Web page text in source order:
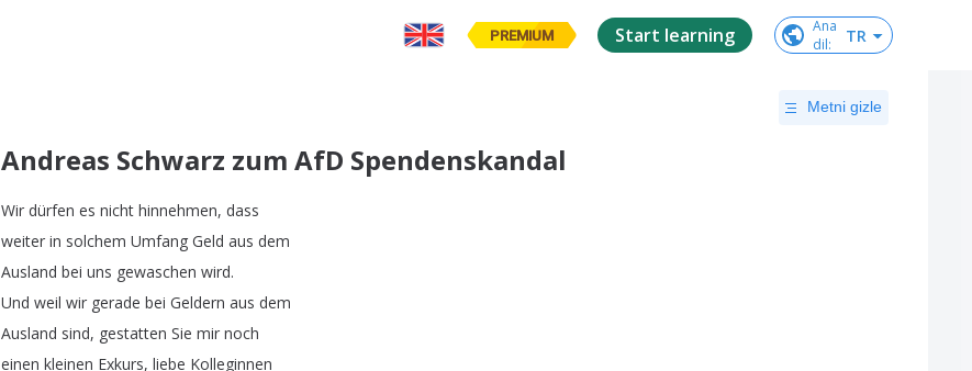
PREMIUM Start learning
Ana
dil: TR
Metni gizle
Andreas Schwarz zum AfD Spendenskandal
Wir dürfen es nicht hinnehmen, dass
weiter in solchem Umfang Geld aus dem
Ausland bei uns gewaschen wird.
Und weil wir gerade bei Geldern aus dem
Ausland sind, gestatten Sie mir noch
einen kleinen Exkurs, liebe Kolleginnen